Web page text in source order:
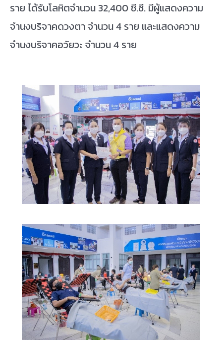
ราย ได้รับโลหิตจำนวน 32,400 ซี.ซี. มีผู้แสดงความ
จำนงบริจาคดวงตา จำนวน 4 ราย และแสดงความ
จำนงบริจาคอวัยวะ จำนวน 4 ราย